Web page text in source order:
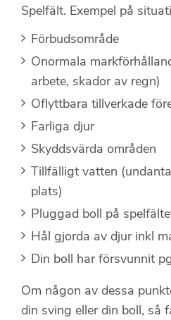
Spelfält. Exempel på
Förbudsområde
Onormala
arbete, skador av regn)
Oflyttbara tillverkade
Farliga djur
Skyddsvärda områden
Tillfälligt vatten
plats)
Pluggad boll på
Hål gjorda av djur inkl
Din boll har försvunnit
Om någon av dessa
din sving eller din boll, så